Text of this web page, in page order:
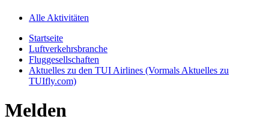
Alle Aktivitäten
Startseite
Luftverkehrsbranche
Fluggesellschaften
Aktuelles zu den TUI Airlines (Vormals Aktuelles zu
TUIfly.com)
Melden